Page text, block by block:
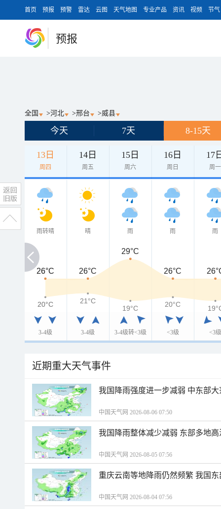
首页 预报 预警 雷达 云图 天气地图 专业产品 资讯 视频 节气
预报
全国 >河北 >邢台 >威县
今天 7天 8-15天
13日
周四
14日
周五
15日
周六
16日
周日
17
周一
雨转晴
3-4级
晴
3-4级
雨
3-4级转<3级
雨
<3级
雨
<3级
26°C
26°C 26°C
29°C
26°C
20°C
20°C
21°C
19°C
20°C
近期重大天气事件
我国降雨强度进一步减弱 中东部
中国天气网 2026-08-06 07:50
我国降雨整体减少减弱 东部多地
中国天气网 2026-08-05 07:56
重庆云南等地降雨仍然频繁 我国
中国天气网 2026-08-04 07:56